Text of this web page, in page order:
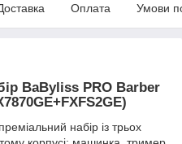
Оплата Умови
BaByliss PRO Barber
набір із трьох